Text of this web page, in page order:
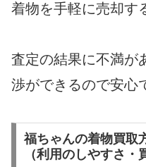
着物を手軽に売却す
査定の結果に不満が
渉ができるので安心
福ちゃんの着物買取
（利用のしやすさ